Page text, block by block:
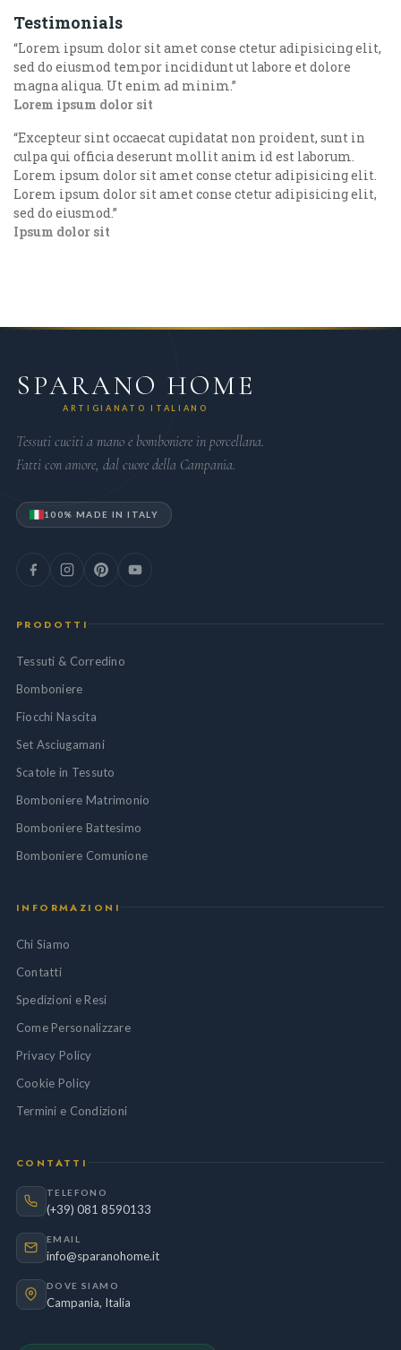
Testimonials
“Lorem ipsum dolor sit amet conse ctetur adipisicing elit,
sed do eiusmod tempor incididunt ut labore et dolore
magna aliqua. Ut enim ad minim.”
Lorem ipsum dolor sit
“Excepteur sint occaecat cupidatat non proident, sunt in
culpa qui officia deserunt mollit anim id est laborum.
Lorem ipsum dolor sit amet conse ctetur adipisicing elit.
Lorem ipsum dolor sit amet conse ctetur adipisicing elit,
sed do eiusmod.”
Ipsum dolor sit
SPARANO HOME
ARTIGIANATO ITALIANO
Tessuti cuciti a mano e bomboniere in porcellana.
Fatti con amore, dal cuore della Campania.
100% MADE IN ITALY
PRODOTTI
Tessuti & Corredino
Bomboniere
Fiocchi Nascita
Set Asciugamani
Scatole in Tessuto
Bomboniere Matrimonio
Bomboniere Battesimo
Bomboniere Comunione
INFORMAZIONI
Chi Siamo
Contatti
Spedizioni e Resi
Come Personalizzare
Privacy Policy
Cookie Policy
Termini e Condizioni
CONTATTI
TELEFONO
(+39) 081 8590133
EMAIL
info@sparanohome.it
DOVE SIAMO
Campania, Italia